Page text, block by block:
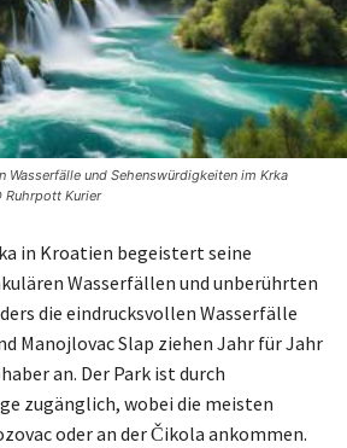
Wasserfälle und Sehenswürdigkeiten im Krka
Kurier
in Kroatien begeistert seine
Wasserfällen und unberührten
die eindrucksvollen Wasserfälle
Manojlovac Slap ziehen Jahr für Jahr
an. Der Park ist durch
zugänglich, wobei die meisten
oder an der Čikola ankommen.